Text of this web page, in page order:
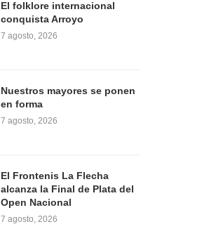
El folklore internacional
conquista Arroyo
7 agosto, 2026
Nuestros mayores se ponen
en forma
7 agosto, 2026
El Frontenis La Flecha
alcanza la Final de Plata del
Open Nacional
7 agosto, 2026